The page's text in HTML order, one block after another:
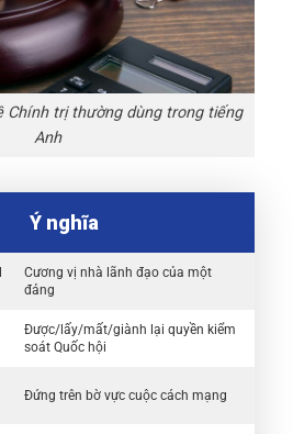
Chính trị thường dùng trong tiếng
Anh
Ý nghĩa
Cương vị nhà lãnh đạo của một
đảng
Được/lấy/mất/giành lại quyền kiểm
soát Quốc hội
Đứng trên bờ vực cuộc cách mạng